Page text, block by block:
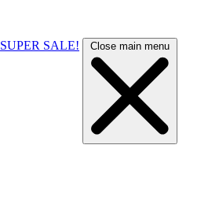
SUPER SALE! Close main menu